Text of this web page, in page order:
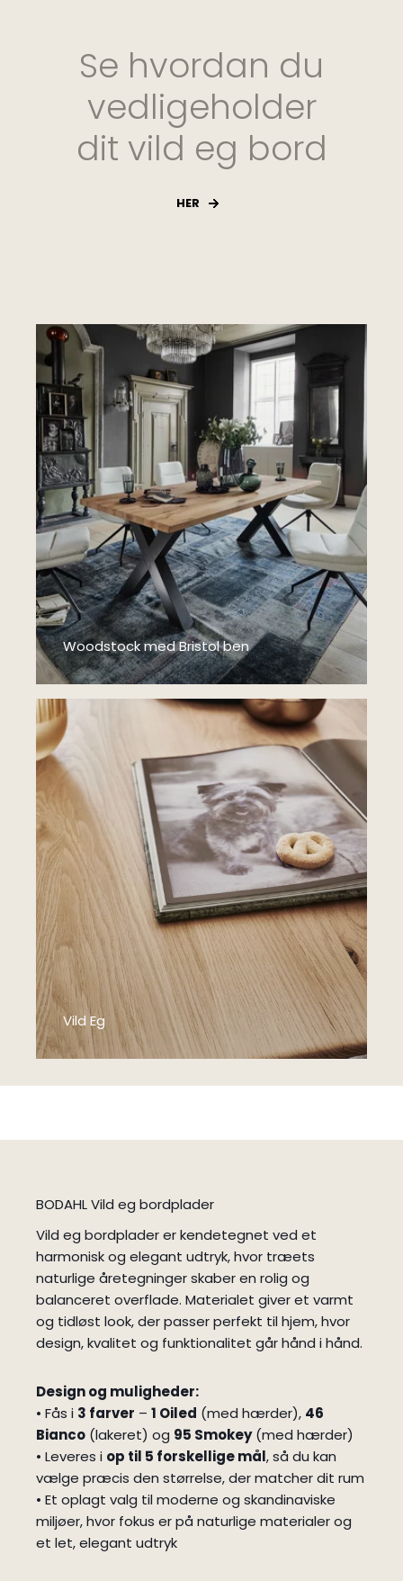
Se hvordan du
vedligeholder
dit vild eg bord
HER
Woodstock med Bristol ben
Vild Eg
BODAHL Vild eg bordplader
Vild eg bordplader er kendetegnet ved et
harmonisk og elegant udtryk, hvor træets
naturlige åretegninger skaber en rolig og
balanceret overflade. Materialet giver et varmt
og tidløst look, der passer perfekt til hjem, hvor
design, kvalitet og funktionalitet går hånd i hånd.
Design og muligheder:
• Fås i 3 farver – 1 Oiled (med hærder), 46
Bianco (lakeret) og 95 Smokey(med hærder)
• Leveres i op til 5 forskellige mål, så du kan
vælge præcis den størrelse, der matcher dit rum
• Et oplagt valg til moderne og skandinaviske
miljøer, hvor fokus er på naturlige materialer og
et let, elegant udtryk